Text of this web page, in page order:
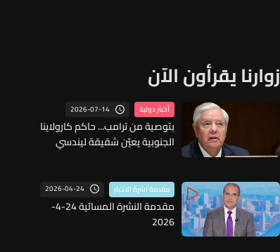
زوارنا يقرأون الآن
أخبار دولية 2026-07-14
بتوصية من ترامب... حاكم كارولاينا
الجنوبية يعيّن شقيقة ليندسي
مقدمة نشرة الاخبار 2026-04-24
مقدمة النشرة المسائية 24-4-
2026